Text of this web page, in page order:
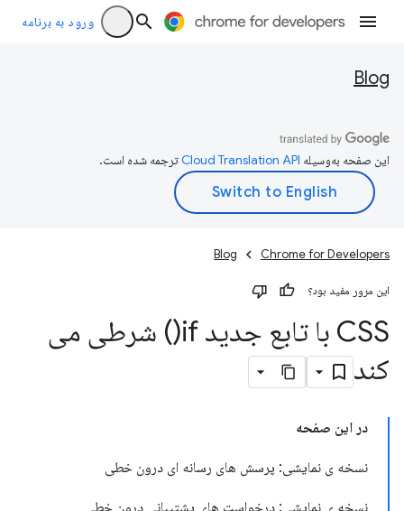
ورود به برنامه
Blog
این صفحه به‌وسیله ترجمه شده است.
Chrome for Developers
Blog
این مرور مفید بود؟
CSS با تابع جدید if( ) شرطی می
کند
در این صفحه
نسخه ی نمایشی: پرسش های رسانه ای درون خطی
نسخه ی نمایشی: درخواست های پشتیبانی درون خطی